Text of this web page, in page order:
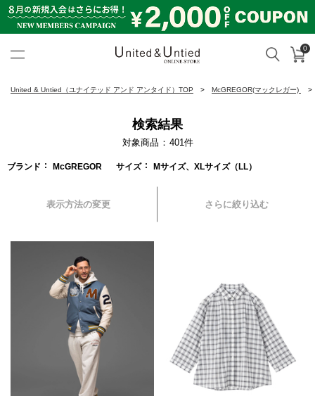
検索 カ
0
United & Untied（ユナイテッド アンド アンタイド）TOP McGREGOR(マックレガー)
検索結果
対象商品 401 件
ブランド McGREGOR サイズ Mサイズ、XLサイズ（LL）
表示方法の変更 さらに絞り込む